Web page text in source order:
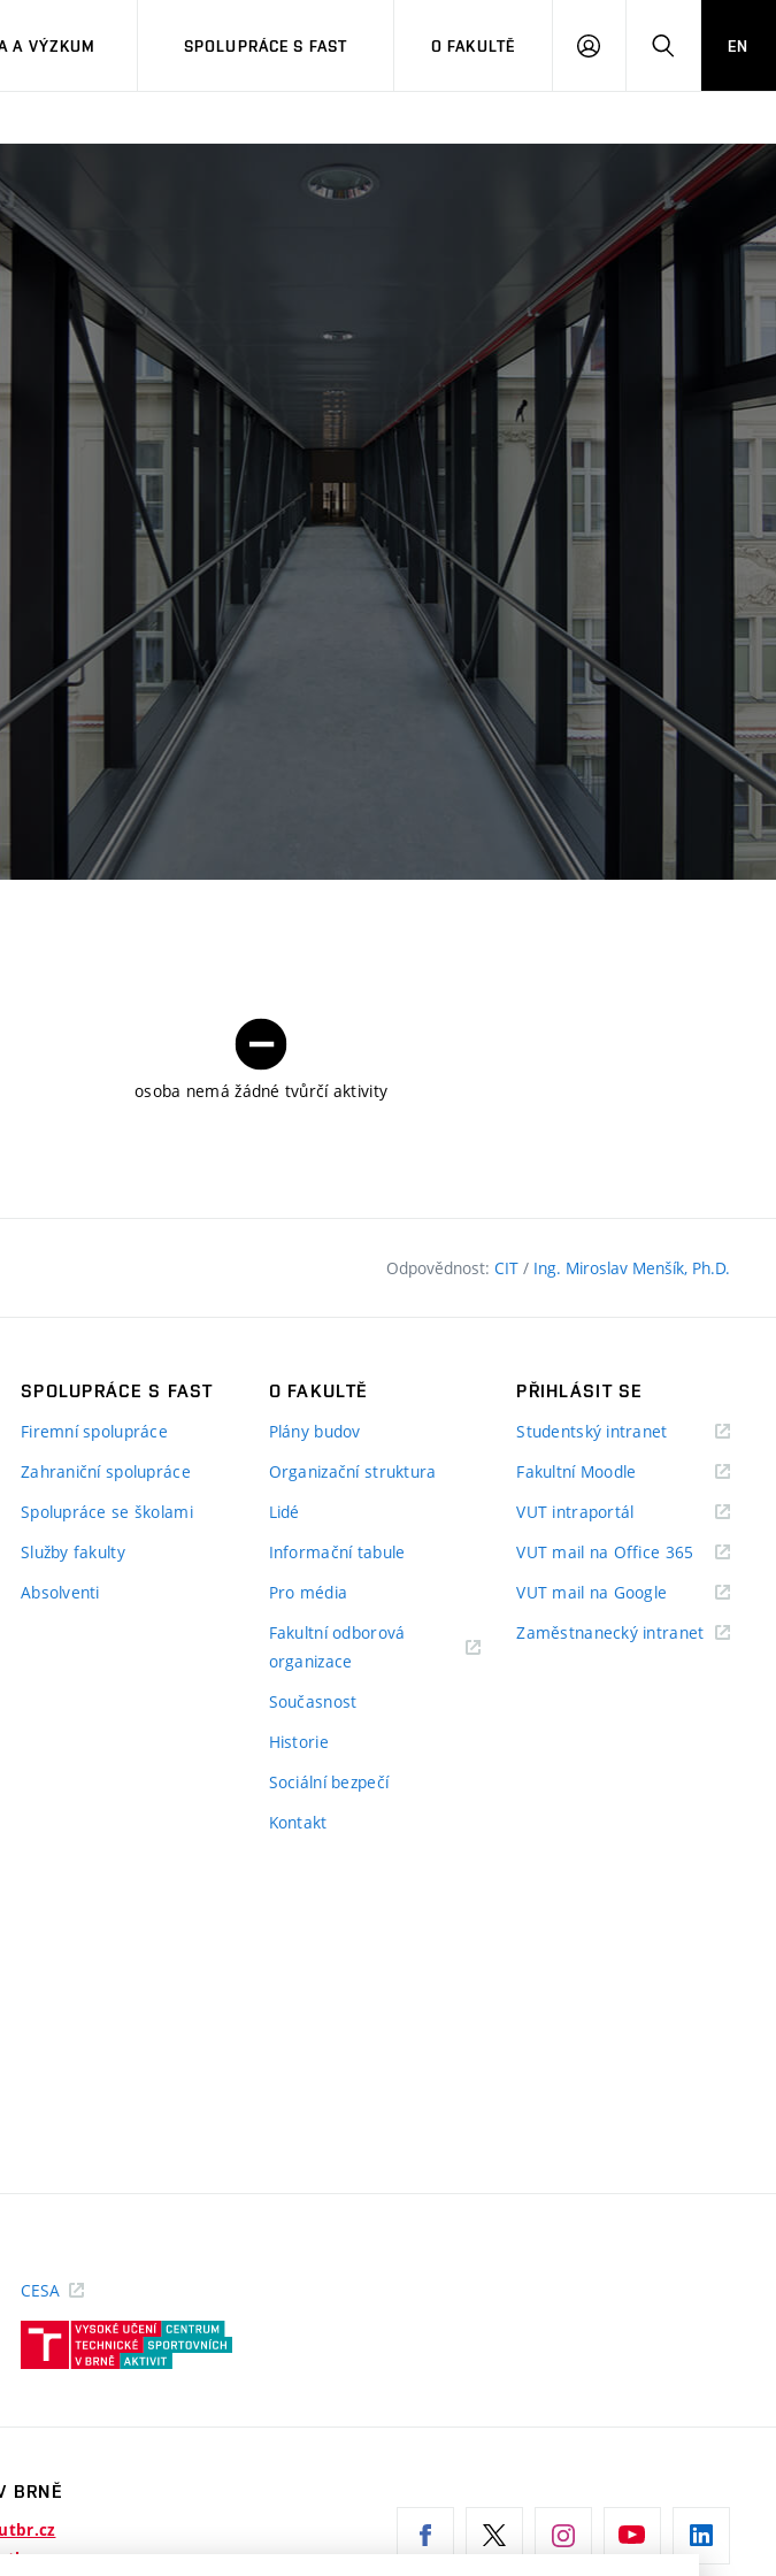
A VÝZKUM SPOLUPRÁCE S FAST O FAKULTĚ
PŘIHLÁSITHLEDAT
EN
osoba nemá žádné tvůrčí aktivity
Odpovědnost: CIT / Ing. Miroslav Menšík, Ph.D.
SPOLUPRÁCE S FAST
Firemní spolupráce
Zahraniční spolupráce
Spolupráce se školami
Služby fakulty
Absolventi
O FAKULTĚ
Plány budov
Organizační struktura
Lidé
Informační tabule
Pro média
Fakultní odborová
organizace
Současnost
Historie
Sociální bezpečí
Kontakt
PŘIHLÁSIT SE
Studentský intranet(externí
Fakultní Moodle
VUT intraportál(externí
VUT mail na Office 365 (externí
VUT mail na Google (externí
Zaměstnanecký intranet(externí
CESA
BRNĚ